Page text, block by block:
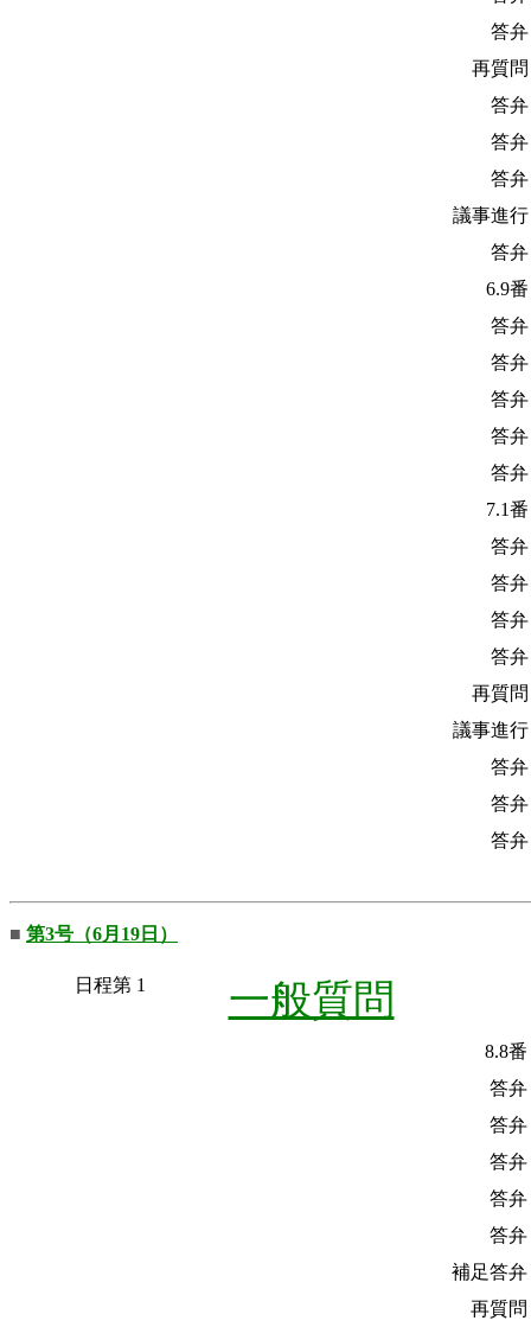
答
再質
答
答
答
議事進
答
6.9
答
答
答
答
答
7.1
答
答
答
答
再質
議事進
答
答
答
■ 第3号（6月19日）
日程第 1 一般質問
8.8
答弁
答弁
答弁
答弁
答弁
補足答弁
再質問